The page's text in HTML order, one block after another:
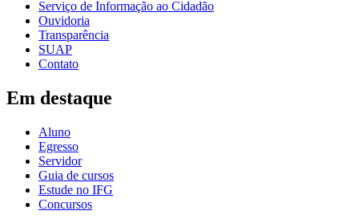
Serviço de Informação ao Cidadão
Ouvidoria
Transparência
SUAP
Contato
Em destaque
Aluno
Egresso
Servidor
Guia de cursos
Estude no IFG
Concursos